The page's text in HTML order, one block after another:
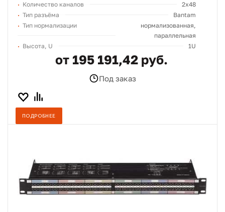
Количество каналов
2x48
Тип разъёма
Bantam
Тип нормализации
нормализованная,
параллельная
Высота, U
1U
от 195 191,42 руб.
Под заказ
ПОДРОБНЕЕ